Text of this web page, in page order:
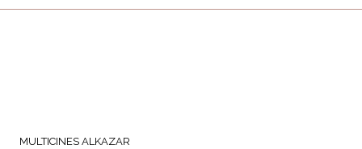
MULTICINES ALKAZAR